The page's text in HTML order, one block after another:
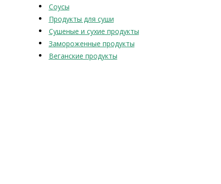
Соусы
Продукты для суши
Сушеные и сухие продукты
Замороженные продукты
Веганские продукты